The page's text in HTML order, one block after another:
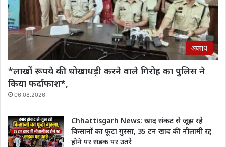
अपराध
*लाखों रूपये की धोखाधड़ी करने वाले गिरोह का पुलिस ने
किया फर्दाफाश*,
06.08.2026
Chhattisgarh News: खाद संकट से जूझ रहे
किसानों का फूटा गुस्सा, 35 टन खाद की नीलामी रद्द
होने पर सड़क पर उतरे